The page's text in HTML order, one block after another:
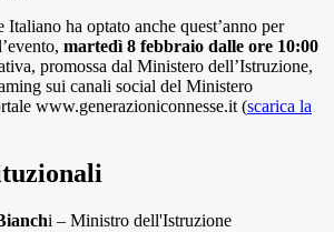
ha optato anche quest’anno per
martedì 8 febbraio dalle ore 10:00
promossa dal Ministero dell’Istruzione,
sui canali social del Ministero
www.generazioniconnesse.it (scarica la
i – Ministro dell'Istruzione